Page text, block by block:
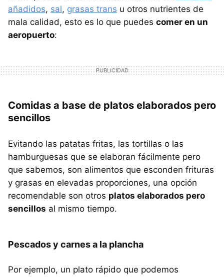
añadidos, sal, grasas trans u otros nutrientes de
mala calidad, esto es lo que puedes comer en un
aeropuerto:
Comidas a base de platos elaborados pero
sencillos
Evitando las patatas fritas, las tortillas o las
hamburguesas que se elaboran fácilmente pero
que sabemos, son alimentos que esconden frituras
y grasas en elevadas proporciones, una opción
recomendable son otros platos elaborados pero
sencillos al mismo tiempo.
Pescados y carnes a la plancha
Por ejemplo, un plato rápido que podemos